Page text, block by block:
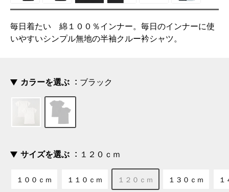
毎日着たい 綿１００％インナー。毎日のインナーに使
いやすいシンプル無地の半袖クルー衿シャツ。
カラーを選ぶ ブラック
サイズを選ぶ １２０ｃｍ
１００ｃｍ １１０ｃｍ １２０ｃｍ １３０ｃｍ １